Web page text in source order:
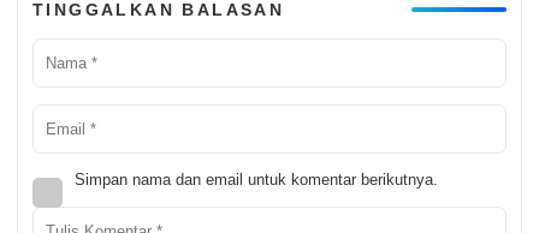
TINGGALKAN BALASAN
Simpan nama dan email untuk komentar berikutnya.